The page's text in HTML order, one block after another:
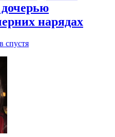
дочерью
нарядах
спустя